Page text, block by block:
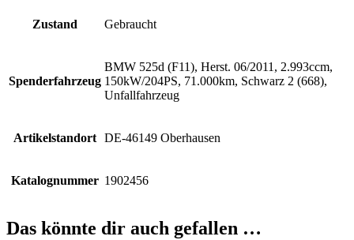
Zustand Gebraucht
Spenderfahrzeug
BMW 525d (F11), Herst. 06/2011, 2.993ccm,
150kW/204PS, 71.000km, Schwarz 2 (668),
Unfallfahrzeug
Artikelstandort DE-46149 Oberhausen
Katalognummer 1902456
Das könnte dir auch gefallen …